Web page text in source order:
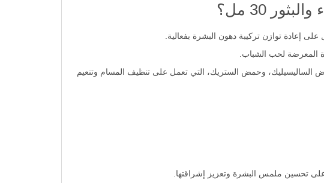
30 مل؟
الساليسيليك، وحمض الستريك، التي تعمل على تنظيف المسام وتنعيم
تحسين ملمس البشرة وتعزيز إشراقتها.